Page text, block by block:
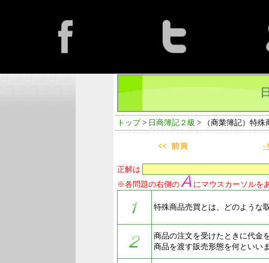
トップ> 日商簿記２級 > （商業簿記）特殊
-
正解は
※各問題の右側の
にマウスカーソルを
特殊商品売買とは、どのような
商品の注文を受けたときに代金
商品を渡す販売形態を何といい